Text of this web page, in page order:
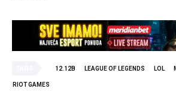
12.12B LEAGUE OF LEGENDS LOL
RIOT GAMES